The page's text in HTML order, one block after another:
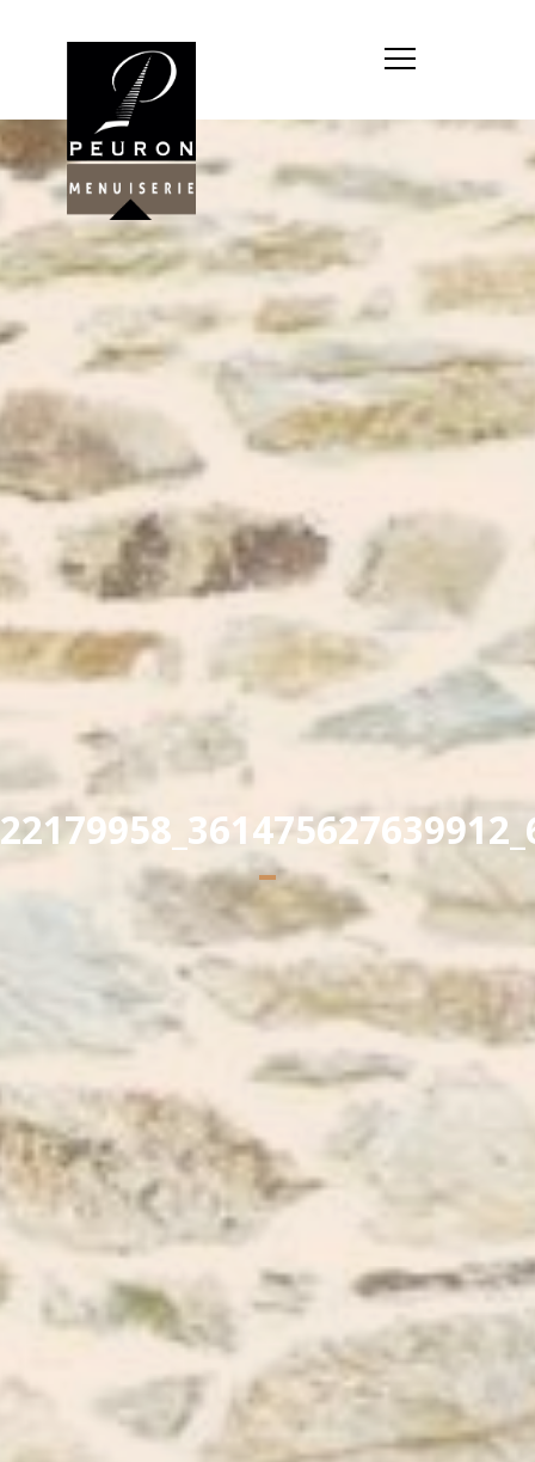
Société : MENUISERIE YANNICK
PEURON
Forme juridique : SARL
unipersonnelle
Siége social : MENUISERIE YANNICK
PEURON, ZONE ARTISANALE DE
PORT ARTHUR 56930 PLUMELIAU
Montant du capital social : 10
000,00 €
RCS : 788 768 612
Représentant légal de la société,
responsable de la publication et
exploitant du site internet : M
Yannick PEURON